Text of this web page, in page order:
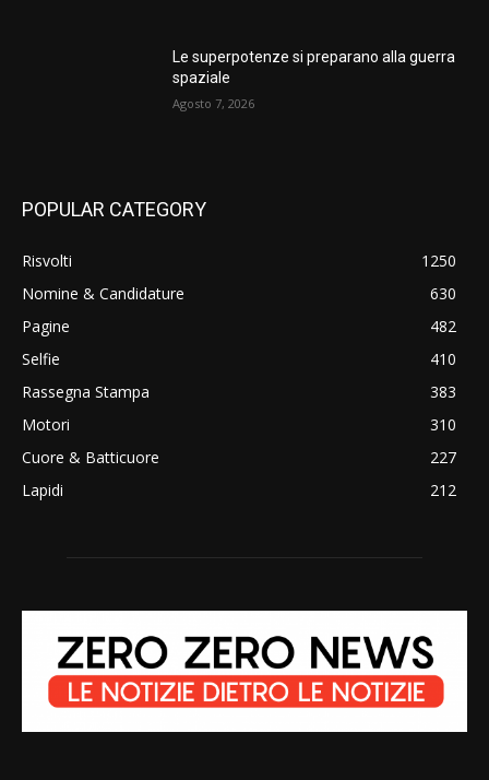
Le superpotenze si preparano alla guerra
spaziale
Agosto 7, 2026
POPULAR CATEGORY
Risvolti
1250
Nomine & Candidature
630
Pagine
482
Selfie
410
Rassegna Stampa
383
Motori
310
Cuore & Batticuore
227
Lapidi
212